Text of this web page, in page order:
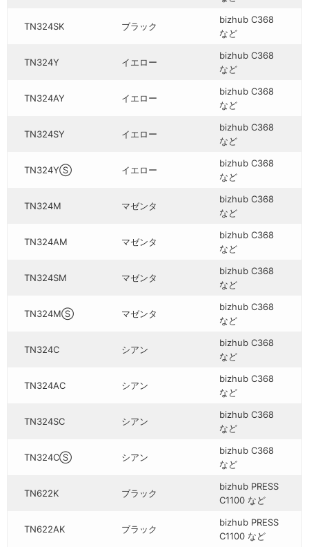
TN324SK ブラック
bizhub C368
など
TN324Y イエロー
bizhub C368
など
TN324AY イエロー
bizhub C368
など
TN324SY イエロー
bizhub C368
など
TN324YⓈ イエロー
bizhub C368
など
TN324M マゼンタ
bizhub C368
など
TN324AM マゼンタ
bizhub C368
など
TN324SM マゼンタ
bizhub C368
など
TN324MⓈ マゼンタ
bizhub C368
など
TN324C シアン
bizhub C368
など
TN324AC シアン
bizhub C368
など
TN324SC シアン
bizhub C368
など
TN324CⓈ シアン
bizhub C368
など
TN622K ブラック
bizhub PRESS
C1100 など
TN622AK ブラック
bizhub PRESS
C1100 など